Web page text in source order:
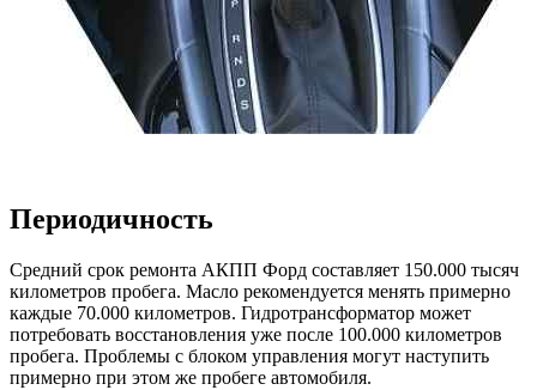
Периодичность
Средний срок ремонта АКПП Форд составляет 150.000 тысяч
километров пробега. Масло рекомендуется менять примерно
каждые 70.000 километров. Гидротрансформатор может
потребовать восстановления уже после 100.000 километров
пробега. Проблемы с блоком управления могут наступить
примерно при этом же пробеге автомобиля.